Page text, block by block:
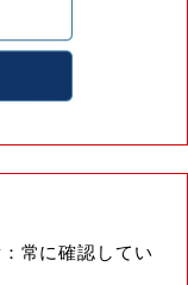
常に確認してい